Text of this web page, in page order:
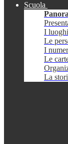
Scuola
I luoghi
Le
I
Le
La